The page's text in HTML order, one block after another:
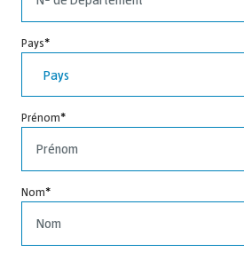
Pays
Pays
Prénom
Nom